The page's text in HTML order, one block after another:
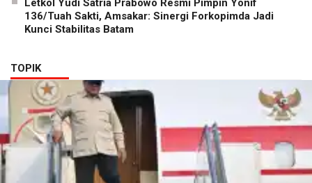
Letkol Yudi Satria Prabowo Resmi Pimpin Yonif
136/Tuah Sakti, Amsakar: Sinergi Forkopimda Jadi
Kunci Stabilitas Batam
TOPIK